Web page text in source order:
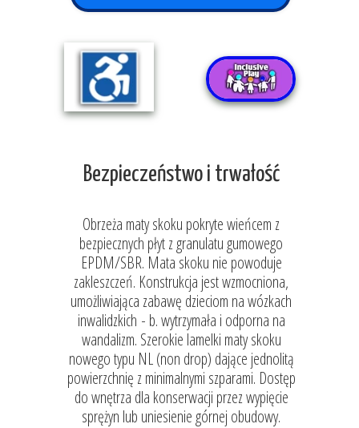
Bezpieczeństwo i trwałość
Obrzeża maty skoku pokryte wieńcem z
bezpiecznych płyt z granulatu gumowego
EPDM/SBR. Mata skoku nie powoduje
zakleszczeń. Konstrukcja jest wzmocniona,
umożliwiająca zabawę dzieciom na wózkach
inwalidzkich - b. wytrzymała i odporna na
wandalizm. Szerokie lamelki maty skoku
nowego typu NL (non drop) dające jednolitą
powierzchnię z minimalnymi szparami. Dostęp
do wnętrza dla konserwacji przez wypięcie
sprężyn lub uniesienie górnej obudowy.